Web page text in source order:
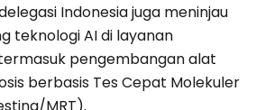
Indonesia juga meninjau
teknologi AI di layanan
pengembangan alat
berbasis Tes Cepat Molekuler
MRT).